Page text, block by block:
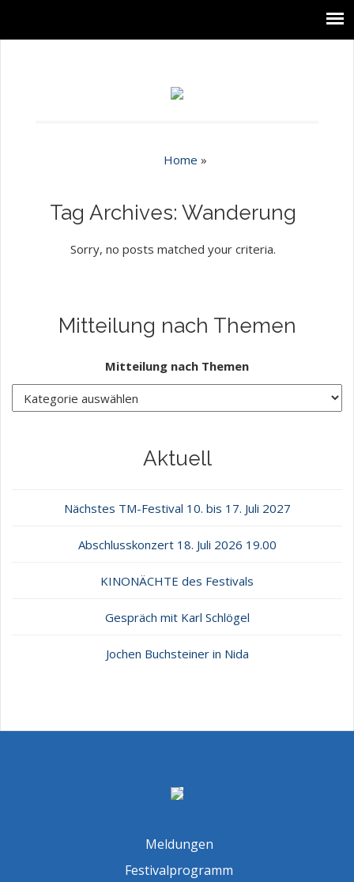
Home »
Tag Archives: Wanderung
Sorry, no posts matched your criteria.
Mitteilung nach Themen
Mitteilung nach Themen
Aktuell
Nächstes TM-Festival 10. bis 17. Juli 2027
Abschlusskonzert 18. Juli 2026 19.00
KINONÄCHTE des Festivals
Gespräch mit Karl Schlögel
Jochen Buchsteiner in Nida
Meldungen
Festivalprogramm